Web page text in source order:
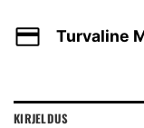
Turvaline
KIRJELDUS